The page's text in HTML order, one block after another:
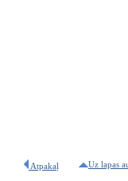
Atpakaļ Uz lapas